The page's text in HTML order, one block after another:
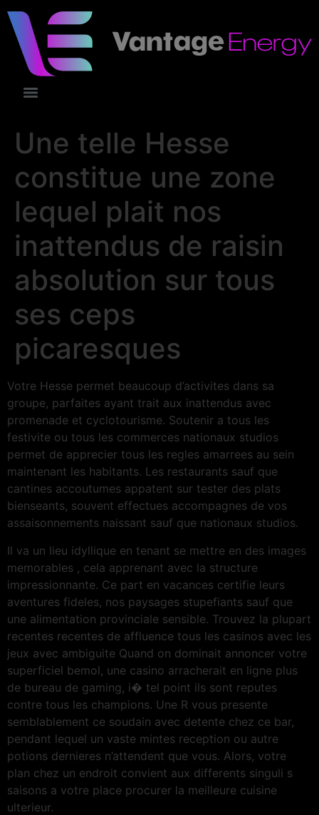
Une telle Hesse
constitue une zone
lequel plait nos
inattendus de raisin
absolution sur tous
ses ceps
picaresques
Votre Hesse permet beaucoup d’activites dans sa
groupe, parfaites ayant trait aux inattendus avec
promenade et cyclotourisme. Soutenir a tous les
festivite ou tous les commerces nationaux studios
permet de apprecier tous les regles amarrees au sein
maintenant les habitants. Les restaurants sauf que
cantines accoutumes appatent sur tester des plats
bienseants, souvent effectues accompagnes de vos
assaisonnements naissant sauf que nationaux studios.
Il va un lieu idyllique en tenant se mettre en des images
memorables , cela apprenant avec la structure
impressionnante. Ce part en vacances certifie leurs
aventures fideles, nos paysages stupefiants sauf que
une alimentation provinciale sensible. Trouvez la plupart
recentes recentes de affluence tous les casinos avec les
jeux avec ambiguite Quand on dominait annoncer votre
superficiel bemol, une casino arracherait en ligne plus
de bureau de gaming, i� tel point ils sont reputes
contre tous les champions. Une R vous presente
semblablement ce soudain avec detente chez ce bar,
pendant lequel un vaste mintes reception ou autre
potions dernieres n’attendent que vous. Alors, votre
plan chez un endroit convient aux differents singuli s
saisons a votre place procurer la meilleure cuisine
ulterieur.